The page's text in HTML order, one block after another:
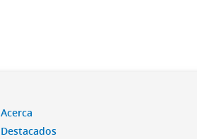
Acerca
Destacados